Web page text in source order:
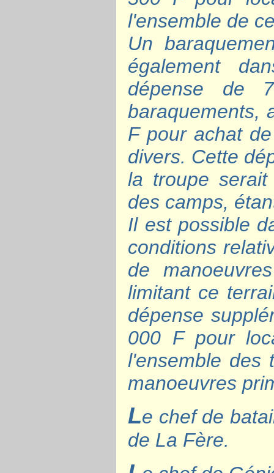
l'ensemble de
Un
également
dépense de
baraquements,
F pour achat
divers. Cette
la troupe
des camps,
Il est possible
conditions
de
limitant ce
dépense
000 F pour
l'ensemble des
manoeuvres
Le chef de
de La Fère.